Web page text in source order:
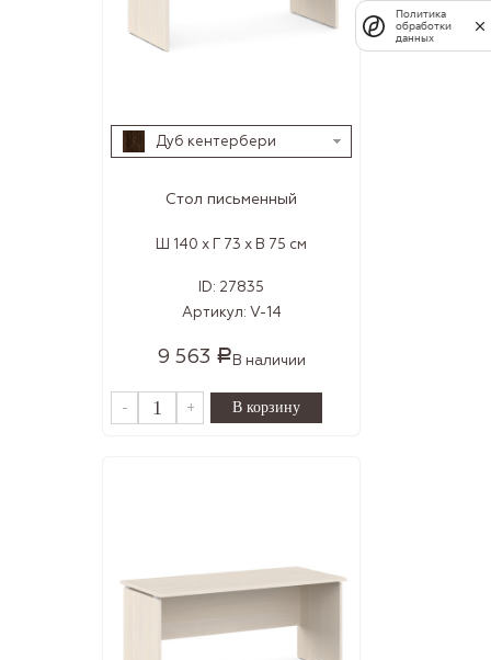
Дуб кентербери
Стол письменный
Ш 140 x Г 73 x В 75 см
ID: 27835
Артикул: V-14
9 563 Р В наличии
- +
Политика
обработки
данных